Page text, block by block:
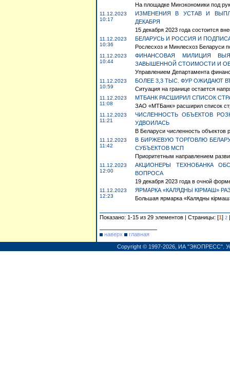
На площадке Минэкономики под
11.12.2023
10:17
ИЗМЕНЕНИЯ В УСТАВ И
ДЕКАБРЯ
15 декабря 2023 года состоится
11.12.2023
10:36
БЕЛАРУСЬ И РОССИЯ И
Рослесхоз и Минлесхоз Беларуси
11.12.2023
10:44
ФИНАНСОВАЯ МИЛИЦИЯ
ЗАВЫШЕННОЙ СТОИМОСТИ И
Управлением Департамента
11.12.2023
10:59
БОЛЕЕ 3,3 ТЫС. ФУР ОЖИДАЮТ
Ситуация на границе остается
11.12.2023
11:08
МТБАНК РАСШИРИЛ СПИСОК
ЗАО «МТБанк» расширил список
11.12.2023
11:21
ЧИСЛЕННОСТЬ ОБЪЕКТОВ
УДВОИЛАСЬ
В Беларуси численность объектов
11.12.2023
11:42
В БИРЖЕВУЮ ТОРГОВЛЮ
СУБЪЕКТОВ МСП
Приоритетным направлением
11.12.2023
12:00
АКЦИОНЕРЫ ТЕХНОБАНКА
ВОПРОСА
19 декабря 2023 года в очной
11.12.2023
12:23
ЯРМАРКА «КАЛЯДНЫ КIРМАШ»
Большая ярмарка «Калядны
Показано: 1-15 из 29 элементов | Страницы: [1] 2 |
наверх
главная
Copyright © 1997-2026, ИА "ЭКОПРЕСС".